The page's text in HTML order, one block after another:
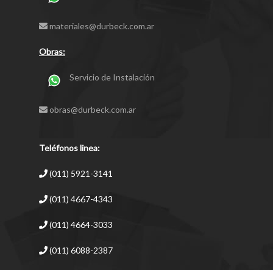
materiales@durbeck.com.ar
Obras:
Servicio de Instalación
obras@durbeck.com.ar
Teléfonos linea:
(011) 5921-3141
(011) 4667-4343
(011) 4664-3033
(011) 6088-2387